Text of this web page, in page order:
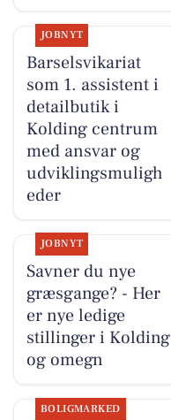
JOBNYT
Barselsvikariat
som 1. assistent i
detailbutik i
Kolding centrum
med ansvar og
udviklingsmuligh
eder
JOBNYT
Savner du nye
græsgange? - Her
er nye ledige
stillinger i Kolding
og omegn
BOLIGMARKED